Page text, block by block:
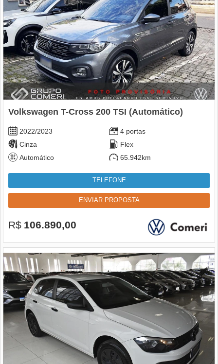
Volkswagen T-Cross 200 TSI (Automático)
2022/2023
4 portas
Cinza
Flex
Automático
65.942km
TELEFONE
ENVIAR PROPOSTA
R$ 106.890,00